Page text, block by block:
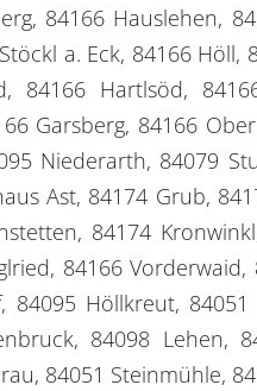
84166 Hauslehen,
a. Eck, 84166
84166 Hartlsöd,
Garsberg, 84166
Niederarth, 84079
Ast, 84174 Grub,
84174
84166
Höllkreut,
84098
84051 Steinmühle,